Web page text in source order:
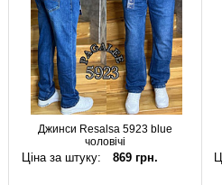
Джинси Resalsa 5923 blue
чоловічі
Ціна за штуку: 869 грн.